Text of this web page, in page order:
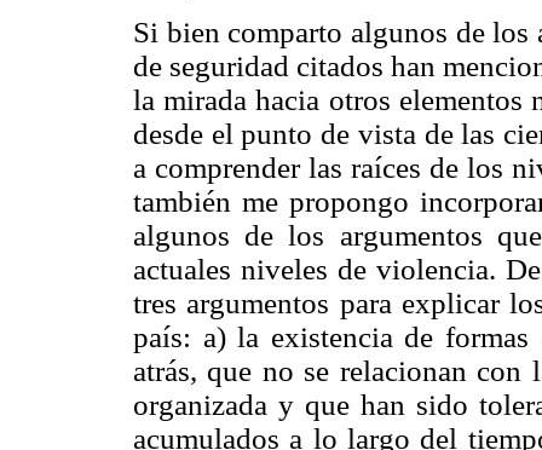
Si bien comparto algunos de los
de seguridad citados han
la mirada hacia otros elementos
desde el punto de vista de las
a comprender las raíces de los
también me propongo
algunos de los argumentos
actuales niveles de violencia.
tres argumentos para explicar
país: a) la existencia de
atrás, que no se relacionan con
organizada y que han sido
acumulados a lo largo del